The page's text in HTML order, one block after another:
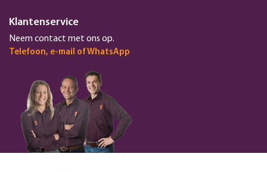
Klantenservice
Neem contact met ons op.
Telefoon, e-mail of WhatsApp